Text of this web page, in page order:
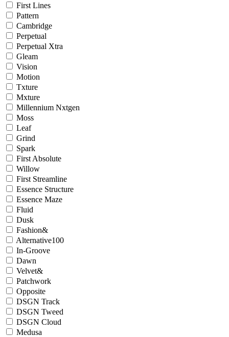
First Lines
Pattern
Cambridge
Perpetual
Perpetual Xtra
Gleam
Vision
Motion
Txture
Mxture
Millennium Nxtgen
Moss
Leaf
Grind
Spark
First Absolute
Willow
First Streamline
Essence Structure
Essence Maze
Fluid
Dusk
Fashion&
Alternative100
In-Groove
Dawn
Velvet&
Patchwork
Opposite
DSGN Track
DSGN Tweed
DSGN Cloud
Medusa